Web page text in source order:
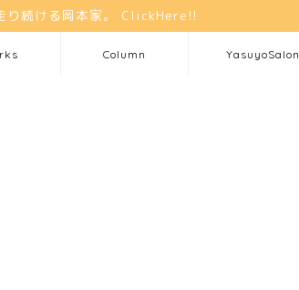
り続ける岡本家。 ClickHere!!
Column YasuyoSalon